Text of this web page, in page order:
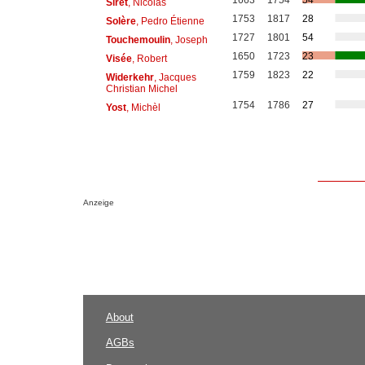
Solère, Pedro Étienne 1753 1817
28
Touchemoulin, Joseph 1727 1801
54
Visée, Robert 1650 1723
23
Widerkehr, Jacques
Christian Michel
1759 1823 22
Yost, Michèl 1754 1786 27
Anzeige
About
AGBs